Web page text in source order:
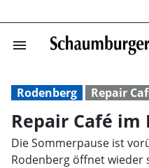
menu
Rodenberg Repair
Repair Café
Die Sommerpause ist
Rodenberg öffnet wieder